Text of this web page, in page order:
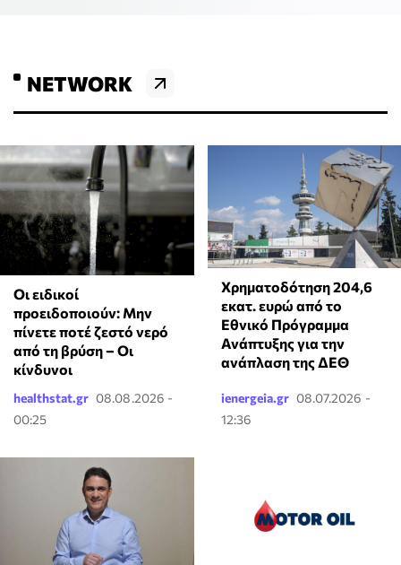
NETWORK
Οι ειδικοί
προειδοποιούν: Μην
πίνετε ποτέ ζεστό νερό
από τη βρύση – Οι
κίνδυνοι
healthstat.gr 08.08.2026 -
00:25
Χρηματοδότηση 204,6
εκατ. ευρώ από το
Εθνικό Πρόγραμμα
Ανάπτυξης για την
ανάπλαση της ΔΕΘ
ienergeia.gr 08.07.2026 -
12:36